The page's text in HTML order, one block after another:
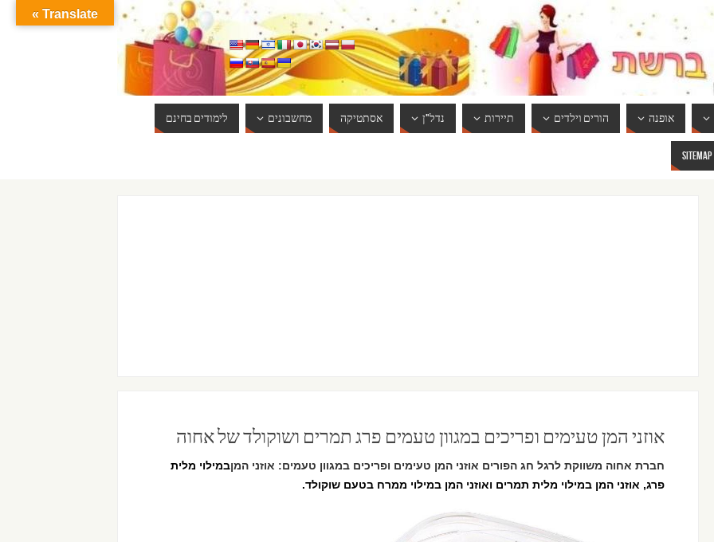
אופנה הורים וילדים תיירות נדל"ן אסתטיקה מחשבונים לימודים בחינם
SITEMAP
אוזני המן טעימים ופריכים במגוון טעמים פרג תמרים ושוקולד של אחוה
חברת אחוה משווקת לרגל חג הפורים אוזני המן טעימים ופריכים במגוון טעמים: אוזני המןבמילוי מלית
פרג, אוזני המן במילוי מלית תמרים ואוזני המן במילוי ממרח בטעם שוקולד.
Translate »